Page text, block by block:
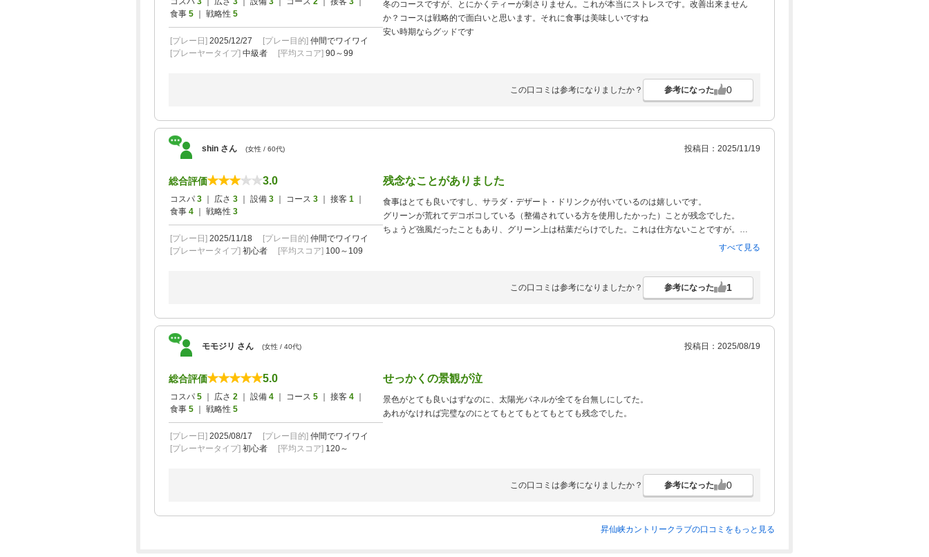
食事 5 ｜ 戦略性 5
[プレー日] 2025/12/27 [プレー目的] 仲間でワイワイ
[プレーヤータイプ] 中級者 [平均スコア] 90～99
冬のコースですが、とにかくティーが刺さりません。これが本当にストレスです。改善出来ません
か？コースは戦略的で面白いと思います。それに食事は美味しいですね
安い時期ならグッドです
この口コミは参考になりましたか？ 参考になった 0
shin さん (女性 / 60代) 投稿日：2025/11/19
総合評価 3.0
コスパ 3 ｜ 広さ 3 ｜ 設備 3 ｜ コース 3 ｜ 接客 1
食事 4 ｜ 戦略性 3
[プレー日] 2025/11/18 [プレー目的] 仲間でワイワイ
[プレーヤータイプ] 初心者 [平均スコア] 100～109
残念なことがありました
食事はとても良いですし、サラダ・デザート・ドリンクが付いているのは嬉しいです。
グリーンが荒れてデコボコしている（整備されている方を使用したかった）ことが残念でした。
ちょうど強風だったこともあり、グリーン上は枯葉だらけでした。これは仕方ないことですが。
一番残念だったのはコース内のお手洗いをほんの1分弱使用していた時に、ゴルフ場の女性従業員の
た」の一言も無く非常に嫌な思いをしました。
景色も素晴らしく、フロントの方はとても良かっただけにガッカリでした。
すべて見る
この口コミは参考になりましたか？ 参考になった 1
モモジリ さん (女性 / 40代) 投稿日：2025/08/19
総合評価 5.0
コスパ 5 ｜ 広さ 2 ｜ 設備 4 ｜ コース 5 ｜ 接客 4
食事 5 ｜ 戦略性 5
[プレー日] 2025/08/17 [プレー目的] 仲間でワイワイ
[プレーヤータイプ] 初心者 [平均スコア] 120～
せっかくの景観が泣
景色がとても良いはずなのに、太陽光パネルが全てを台無しにしてた。
あれがなければ完璧なのにとてもとてもとてもとても残念でした。
この口コミは参考になりましたか？ 参考になった 0
昇仙峡カントリークラブの口コミをもっと見る